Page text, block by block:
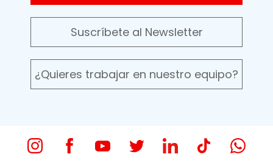
Suscríbete al Newsletter
¿Quieres trabajar en nuestro equipo?